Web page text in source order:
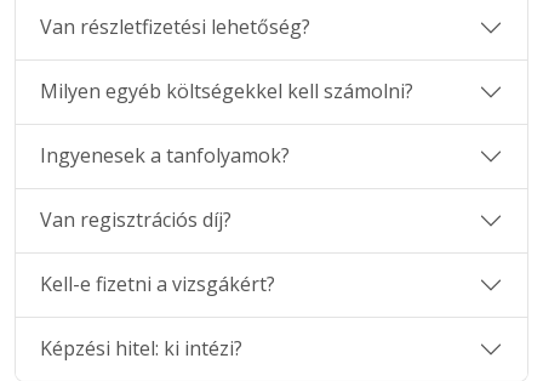
Van részletfizetési lehetőség?
Milyen egyéb költségekkel kell számolni?
Ingyenesek a tanfolyamok?
Van regisztrációs díj?
Kell-e fizetni a vizsgákért?
Képzési hitel: ki intézi?